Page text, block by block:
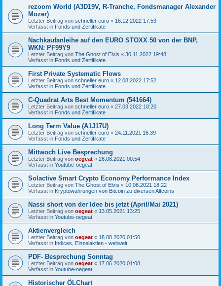
rezoom World (A3D19V, R-Tranche, Fondsmanager Alexander
Mozer)
Letzter Beitrag von schneller euro « 16.12.2022 17:59
Verfasst in Fonds und Zertifikate
Nachkaufanleihe auf den EURO STOXX 50 von der BNP,
WKN: PF99Y9
Letzter Beitrag von The Ghost of Elvis « 30.11.2022 19:48
Verfasst in Fonds und Zertifikate
First Private Systematic Flows
Letzter Beitrag von schneller euro « 12.08.2022 17:52
Verfasst in Fonds und Zertifikate
C-Quadrat Arts Best Momentum (541664)
Letzter Beitrag von schneller euro « 27.03.2022 18:20
Verfasst in Fonds und Zertifikate
Long Term Value (A1J17U)
Letzter Beitrag von schneller euro « 24.11.2021 16:39
Verfasst in Fonds und Zertifikate
Mittwoch Live Besprechung
Letzter Beitrag von oegeat « 26.08.2021 00:54
Verfasst in Youtube-oegeat
Solactive Smart Crypto Economy Performance Index
Letzter Beitrag von The Ghost of Elvis « 10.08.2021 18:22
Verfasst in Kryptowährungen von Bitcoin zu diversen Altcoins
Nassi short von der Idee bis jetzt (April/Mai 2021)
Letzter Beitrag von oegeat « 13.05.2021 13:25
Verfasst in Youtube-oegeat
Aktienvergleich
Letzter Beitrag von oegeat « 18.08.2020 01:50
Verfasst in Indices, Einzelaktien - weltweit
PDF- Besprechung Sonntag
Letzter Beitrag von oegeat « 17.06.2020 01:08
Verfasst in Youtube-oegeat
Historischer ÖLChart